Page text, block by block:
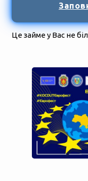
Це займе у Вас не